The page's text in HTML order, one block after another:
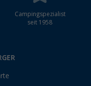
Campingspezialist
seit 1958